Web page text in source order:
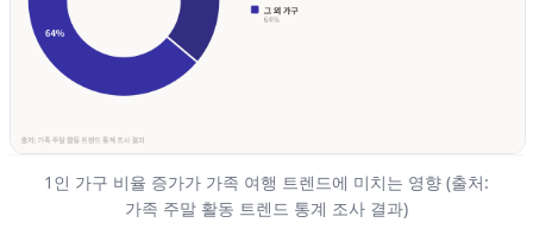
1인 가구 비율 증가가 가족 여행 트렌드에 미치는 영향 (출처:
가족 주말 활동 트렌드 통계 조사 결과)